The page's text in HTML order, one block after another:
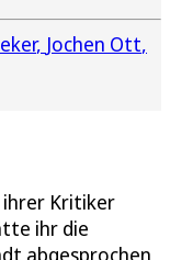
Jochen Ott
ihrer Kritiker
ihr die
abgesprochen